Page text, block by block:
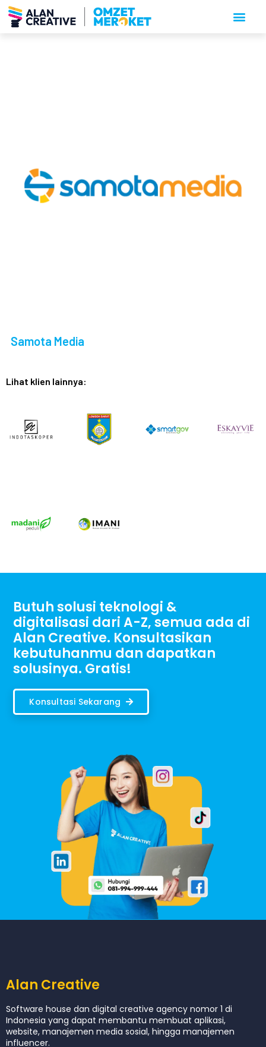
Samota Media
Lihat klien lainnya:
Butuh solusi teknologi &
digitalisasi dari A-Z, semua ada di
Alan Creative. Konsultasikan
kebutuhanmu dan dapatkan
solusinya. Gratis!
Konsultasi Sekarang
Alan Creative
Software house dan digital creative agency nomor 1 di
Indonesia yang dapat membantu membuat aplikasi,
website, manajemen media sosial, hingga manajemen
influencer.